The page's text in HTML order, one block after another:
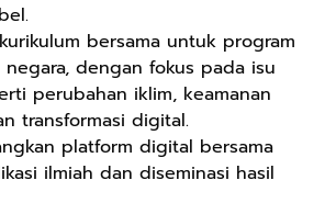
bersama untuk program
dengan fokus pada isu
perubahan iklim, keamanan
transformasi digital.
platform digital bersama
ilmiah dan diseminasi hasil